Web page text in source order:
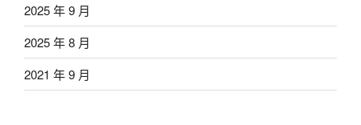
2025 年 9 月
2025 年 8 月
2021 年 9 月